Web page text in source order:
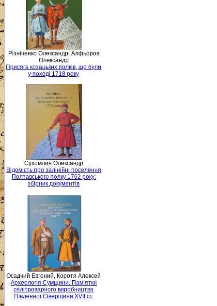
Різніченко Олександр, Алфьоров
Олександр
Присяга козацьких полків, що були
у поході 1718 року
Сухомлин Олександр
Відомість про залінійні поселення
Полтавського полку 1762 року:
збірник документів
Осадчий Евгений, Коротя Алексей
Археологія Сумщини. Пам’ятки
селітроварного виробництва
Південної Сіверщини XVII ст.